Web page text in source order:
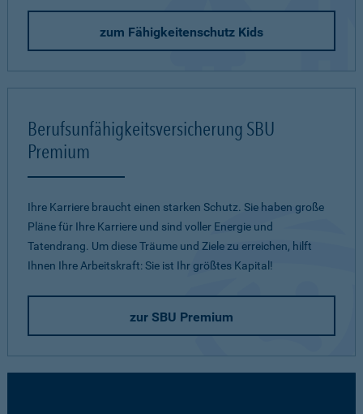
zum Fähigkeitenschutz Kids
Berufsunfähigkeitsversicherung SBU
Premium
Ihre Karriere braucht einen starken Schutz. Sie haben große
Pläne für Ihre Karriere und sind voller Energie und
Tatendrang. Um diese Träume und Ziele zu erreichen, hilft
Ihnen Ihre Arbeitskraft: Sie ist Ihr größtes Kapital!
zur SBU Premium